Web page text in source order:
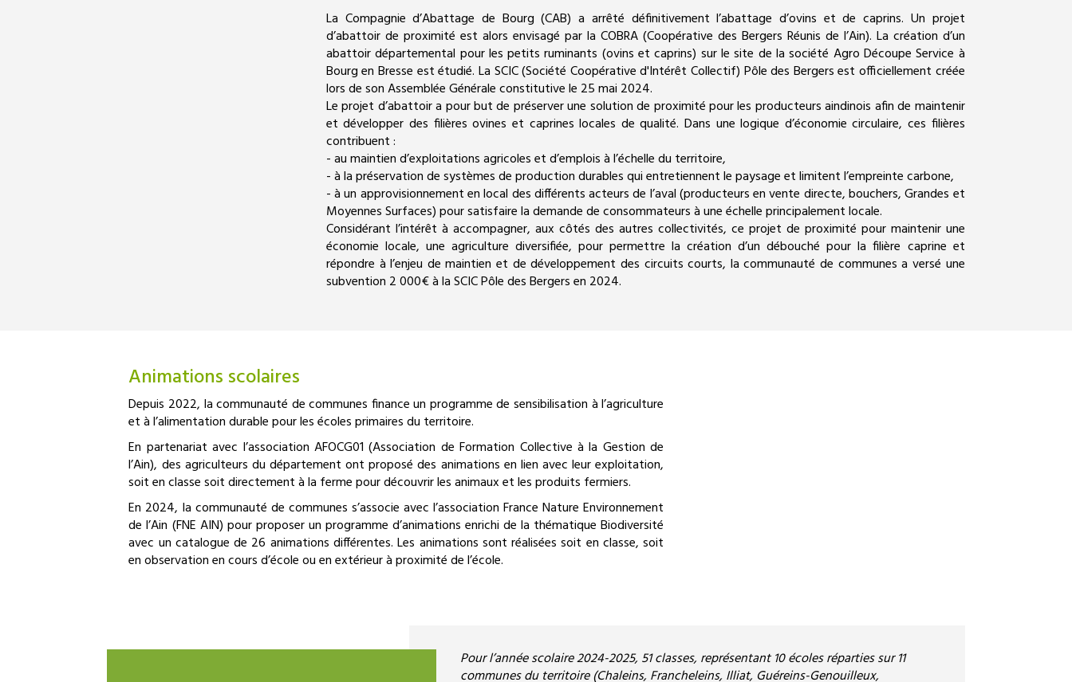
La Compagnie d’Abattage de Bourg (CAB) a arrêté définitivement l’abattage d’ovins et de caprins. Un projet
d’abattoir de proximité est alors envisagé par la COBRA (Coopérative des Bergers Réunis de l’Ain). La création d’un
abattoir départemental pour les petits ruminants (ovins et caprins) sur le site de la société Agro Découpe Service à
Bourg en Bresse est étudié. La SCIC (Société Coopérative d'Intérêt Collectif) Pôle des Bergers est officiellement créée
lors de son Assemblée Générale constitutive le 25 mai 2024.
Le projet d’abattoir a pour but de préserver une solution de proximité pour les producteurs aindinois afin de maintenir
et développer des filières ovines et caprines locales de qualité. Dans une logique d’économie circulaire, ces filières
contribuent :
- au maintien d’exploitations agricoles et d’emplois à l’échelle du territoire,
- à la préservation de systèmes de production durables qui entretiennent le paysage et limitent l’empreinte carbone,
- à un approvisionnement en local des différents acteurs de l’aval (producteurs en vente directe, bouchers, Grandes et
Moyennes Surfaces) pour satisfaire la demande de consommateurs à une échelle principalement locale.
Considérant l’intérêt à accompagner, aux côtés des autres collectivités, ce projet de proximité pour maintenir une
économie locale, une agriculture diversifiée, pour permettre la création d’un débouché pour la filière caprine et
répondre à l’enjeu de maintien et de développement des circuits courts, la communauté de communes a versé une
subvention 2 000€ à la SCIC Pôle des Bergers en 2024.
Animations scolaires
Depuis 2022, la communauté de communes finance un programme de sensibilisation à l’agriculture
et à l’alimentation durable pour les écoles primaires du territoire.
En partenariat avec l’association AFOCG01 (Association de Formation Collective à la Gestion de
l’Ain), des agriculteurs du département ont proposé des animations en lien avec leur exploitation,
soit en classe soit directement à la ferme pour découvrir les animaux et les produits fermiers.
En 2024, la communauté de communes s’associe avec l’association France Nature Environnement
de l’Ain (FNE AIN) pour proposer un programme d’animations enrichi de la thématique Biodiversité
avec un catalogue de 26 animations différentes. Les animations sont réalisées soit en classe, soit
en observation en cours d’école ou en extérieur à proximité de l’école.
Pour l’année scolaire 2024-2025, 51 classes, représentant 10 écoles réparties sur 11
communes du territoire (Chaleins, Francheleins, Illiat, Guéreins-Genouilleux,